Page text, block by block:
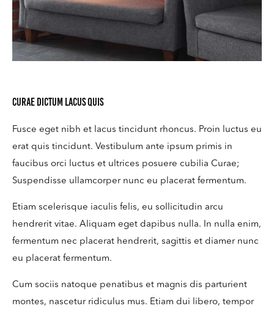
Curae dictum lacus quis
Fusce eget nibh et lacus tincidunt rhoncus. Proin luctus eu
erat quis tincidunt. Vestibulum ante ipsum primis in
faucibus orci luctus et ultrices posuere cubilia Curae;
Suspendisse ullamcorper nunc eu placerat fermentum.
Etiam scelerisque iaculis felis, eu sollicitudin arcu
hendrerit vitae. Aliquam eget dapibus nulla. In nulla enim,
fermentum nec placerat hendrerit, sagittis et diamer nunc
eu placerat fermentum.
Cum sociis natoque penatibus et magnis dis parturient
montes, nascetur ridiculus mus. Etiam dui libero, tempor